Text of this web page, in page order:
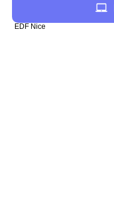
EDF Nice